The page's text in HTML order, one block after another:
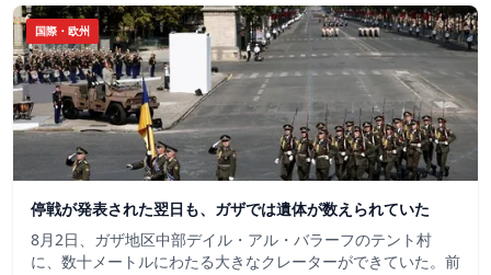
国際・欧州
停戦が発表された翌日も、ガザでは遺体が数えられていた
8月2日、ガザ地区中部デイル・アル・バラーフのテント村
に、数十メートルにわたる大きなクレーターができていた。前